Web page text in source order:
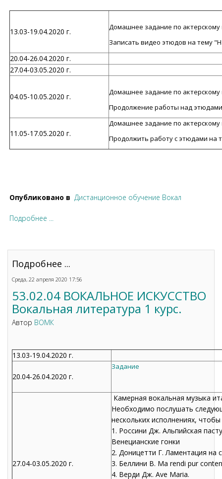
13.03-19.04.2020 г.
Домашнее задание по актерскому
Записать видео этюдов на тему
20.04-26.04.2020 г.
27.04-03.05.2020 г.
04.05-10.05.2020 г.
Домашнее задание по актерскому
Продолжение работы над
11.05-17.05.2020 г.
Домашнее задание по актерскому
Продолжить работу с этюдами
Опубликовано в Дистанционное обучение Вокал
Подробнее ...
Подробнее ...
Среда, 22 апреля 2020 17:56
53.02.04 ВОКАЛЬНОЕ ИСКУССТВО
Вокальная литература 1 курс.
Автор ВОМК
13.03-19.04.2020 г.
20.04-26.04.2020 г.
Задание
27.04-03.05.2020 г.
Камерная вокальная музыка
Необходимо послушать
нескольких исполнениях,
1. Россини Дж. Альпийская
Венецианские гонки
2. Доницетти Г. Ламентация на
3. Беллини В. Ma rendi pur
4. Верди Дж. Ave Maria.